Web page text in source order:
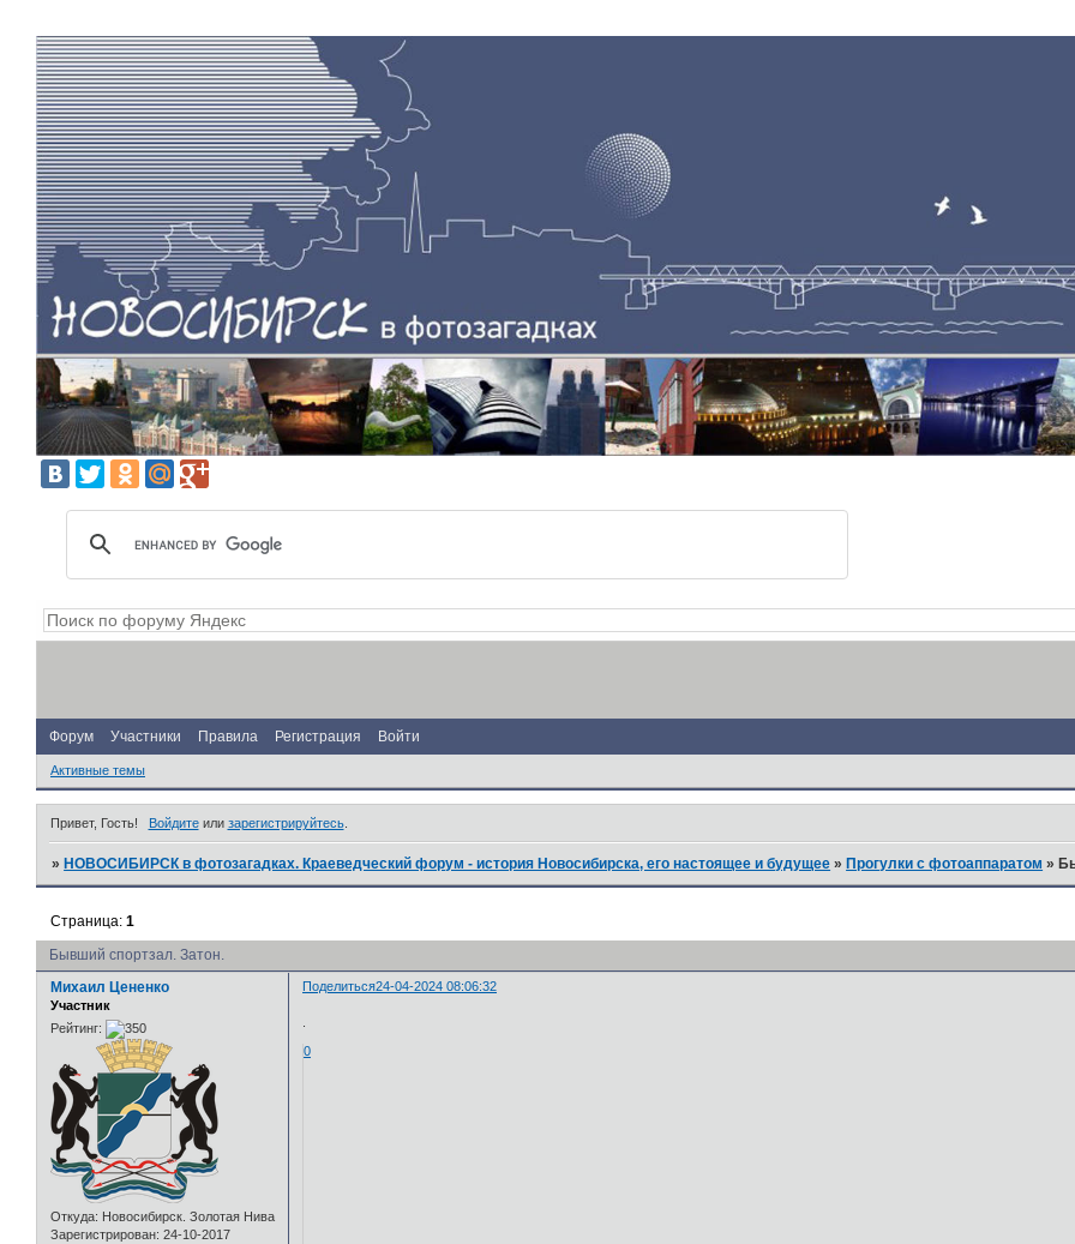
Форум Участники Правила Регистрация Войти
Активные темы
Привет, Гость! Войдитеили зарегистрируйтесь.
»НОВОСИБИРСК в фотозагадках. Краеведческий форум - история Новосибирска, его настоящее и будущее »Прогулки с фотоаппаратом »
Бывший спортзал. Затон.
Страница:1
Поделиться24-04-2024 08:06:32
Михаил Цененко
Участник
Рейтинг:
Откуда: Новосибирск. Золотая Нива
Зарегистрирован: 24-10-2017
0